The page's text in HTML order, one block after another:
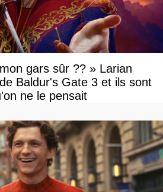
gars sûr ?? » Larian
Baldur's Gate 3 et ils sont
ne le pensait